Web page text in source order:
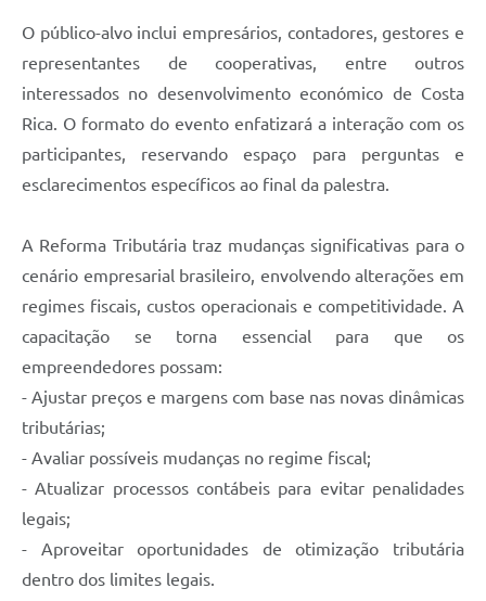
O público-alvo inclui empresários, contadores, gestores e
representantes de cooperativas, entre outros
interessados no desenvolvimento económico de Costa
Rica. O formato do evento enfatizará a interação com os
participantes, reservando espaço para perguntas e
esclarecimentos específicos ao final da palestra.
A Reforma Tributária traz mudanças significativas para o
cenário empresarial brasileiro, envolvendo alterações em
regimes fiscais, custos operacionais e competitividade. A
capacitação se torna essencial para que os
empreendedores possam:
- Ajustar preços e margens com base nas novas dinâmicas
tributárias;
- Avaliar possíveis mudanças no regime fiscal;
- Atualizar processos contábeis para evitar penalidades
legais;
- Aproveitar oportunidades de otimização tributária
dentro dos limites legais.